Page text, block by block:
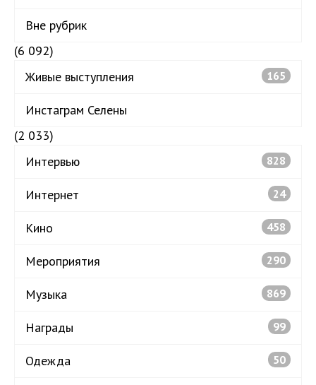
Вне рубрик
(6 092)
Живые выступления
165
Инстаграм Селены
(2 033)
Интервью
828
Интернет 24
Кино 458
Мероприятия 290
Музыка 869
Награды 99
Одежда 50